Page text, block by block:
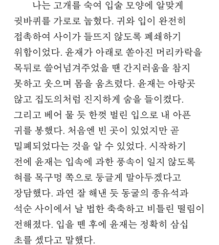
나는 고개를 숙여 입술 모양에 알맞게
귓바퀴를 가로로 눕혔다. 귀와 입이 완전히
접촉하여 사이가 들뜨지 않도록 폐쇄하기
위함이었다. 윤재가 아래로 쏟아진 머리카락을
목뒤로 쓸어넘겨주었을 땐 간지러움을 참지
못하고 웃으며 몸을 움츠렸다. 윤재는 아랑곳
않고 집도의처럼 진지하게 숨을 들이켰다.
그리고 베어 물 듯 한껏 벌린 입으로 내 아픈
귀를 봉했다. 처음엔 빈 곳이 있었지만 곧
밀폐되었다는 것을 알 수 있었다. 시작하기
전에 윤재는 입속에 과한 풍속이 일지 않도록
혀를 목구멍 쪽으로 둥글게 말아두겠다고
장담했다. 과연 잘 해낸 듯 동굴의 종유석과
석순 사이에서 날 법한 축축하고 비틀린 떨림이
전해졌다. 입을 뗀 후에 윤재는 정확히 삼십
초를 셌다고 말했다.